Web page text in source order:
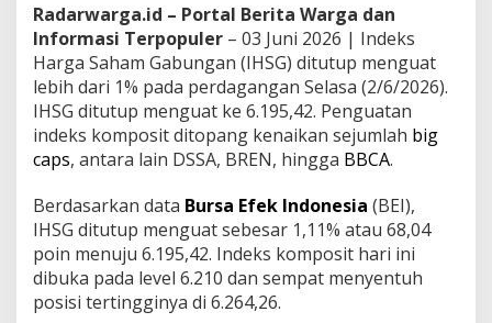
Radarwarga.id – Portal Berita Warga dan
Informasi Terpopuler – 03 Juni 2026 | Indeks
Harga Saham Gabungan (IHSG) ditutup menguat
lebih dari 1% pada perdagangan Selasa (2/6/2026).
IHSG ditutup menguat ke 6.195,42. Penguatan
indeks komposit ditopang kenaikan sejumlah big
caps, antara lain DSSA, BREN, hingga BBCA.
Berdasarkan data Bursa Efek Indonesia (BEI),
IHSG ditutup menguat sebesar 1,11% atau 68,04
poin menuju 6.195,42. Indeks komposit hari ini
dibuka pada level 6.210 dan sempat menyentuh
posisi tertingginya di 6.264,26.